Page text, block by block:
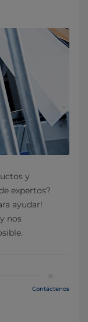
y
expertos?
ayudar!
nos
Contáctenos